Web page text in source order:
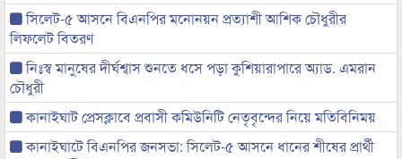
সিলেট-৫ আসনে বিএনপির মনোনয়ন প্রত্যাশী আশিক চৌধুরীর
লিফলেট বিতরণ
নিঃস্ব মানুষের দীর্ঘশ্বাস শুনতে ধসে পড়া কুশিয়ারাপারে অ্যাড. এমরান
চৌধুরী
কানাইঘাট প্রেসক্লাবে প্রবাসী কমিউনিটি নেতৃবৃন্দের নিয়ে মতিবিনিময়
কানাইঘাটে বিএনপির জনসভা: সিলেট-৫ আসনে ধানের শীষের প্রার্থী